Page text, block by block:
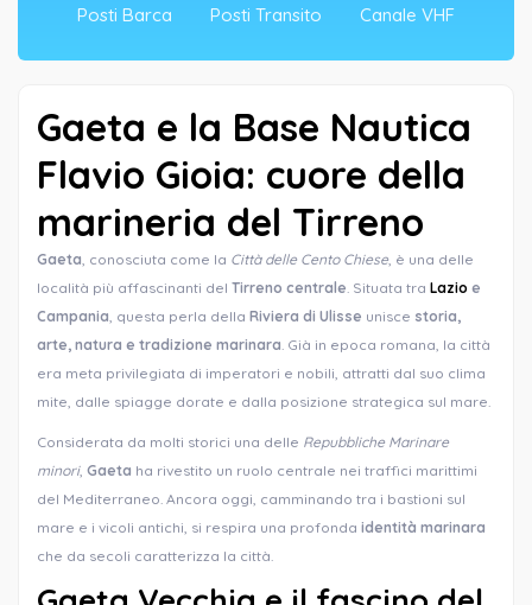
Posti Barca Posti Transito Canale VHF
Gaeta e la Base Nautica
Flavio Gioia: cuore della
marineria del Tirreno
Gaeta , conosciuta come la Città delle Cento Chiese , è una delle
località più affascinanti del Tirreno centrale . Situata tra Lazio e
Campania , questa perla della Riviera di Ulisse unisce storia,
arte, natura e tradizione marinara . Già in epoca romana, la città
era meta privilegiata di imperatori e nobili, attratti dal suo clima
mite, dalle spiagge dorate e dalla posizione strategica sul mare.
Considerata da molti storici una delle Repubbliche Marinare
minori, Gaeta ha rivestito un ruolo centrale nei traffici marittimi
del Mediterraneo. Ancora oggi, camminando tra i bastioni sul
mare e i vicoli antichi, si respira una profonda identità marinara
che da secoli caratterizza la città.